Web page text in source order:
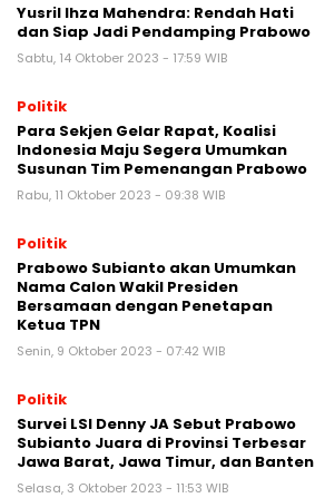
Yusril Ihza Mahendra: Rendah Hati
dan Siap Jadi Pendamping Prabowo
Sabtu, 14 Oktober 2023 - 17:59 WIB
Politik
Para Sekjen Gelar Rapat, Koalisi
Indonesia Maju Segera Umumkan
Susunan Tim Pemenangan Prabowo
Rabu, 11 Oktober 2023 - 09:38 WIB
Politik
Prabowo Subianto akan Umumkan
Nama Calon Wakil Presiden
Bersamaan dengan Penetapan
Ketua TPN
Senin, 9 Oktober 2023 - 07:42 WIB
Politik
Survei LSI Denny JA Sebut Prabowo
Subianto Juara di Provinsi Terbesar
Jawa Barat, Jawa Timur, dan Banten
Selasa, 3 Oktober 2023 - 11:53 WIB